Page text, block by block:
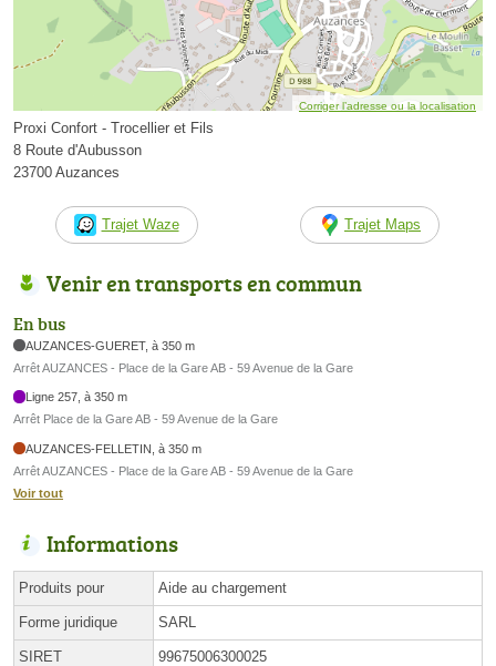
Corriger l’adresse ou la localisation
Proxi Confort - Trocellier et Fils
8 Route d'Aubusson
23700 Auzances
Trajet Waze Trajet Maps
Venir en transports en commun
En bus
AUZANCES-GUERET, à 350 m
Arrêt AUZANCES - Place de la Gare AB - 59 Avenue de la Gare
Ligne 257, à 350 m
Arrêt Place de la Gare AB - 59 Avenue de la Gare
AUZANCES-FELLETIN, à 350 m
Arrêt AUZANCES - Place de la Gare AB - 59 Avenue de la Gare
Voir tout
Informations
Produits pour Aide au chargement
Forme juridique SARL
SIRET 99675006300025